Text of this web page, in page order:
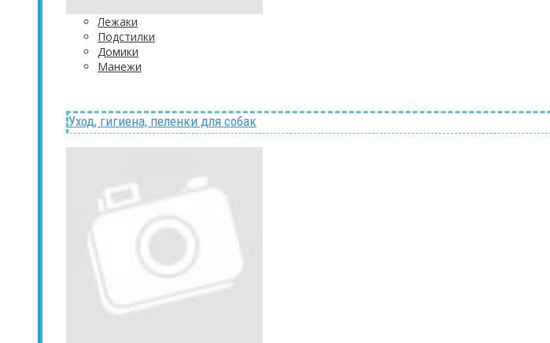
Лежаки
Подстилки
Домики
Манежи
Уход, гигиена, пеленки для собак